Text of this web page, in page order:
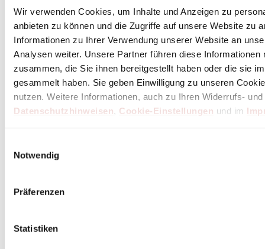
Wir verwenden Cookies, um Inhalte und Anzeigen zu
anbieten zu können und die Zugriffe auf unsere Website zu
Informationen zu Ihrer Verwendung unserer Website an
Analysen weiter. Unsere Partner führen diese
zusammen, die Sie ihnen bereitgestellt haben oder die sie
gesammelt haben. Sie geben Einwilligung zu unseren
nutzen. Weitere Informationen, auch zu Ihren Widerrufs-
Datenschutzhinweisen, Cookie-Einstellungen und im
Notwendig
Präferenzen
Statistiken
Peugeot Nancy Pfeffermühle 12 cm Acryl -
35,91 €
Lieferzeit: 4 Wochen